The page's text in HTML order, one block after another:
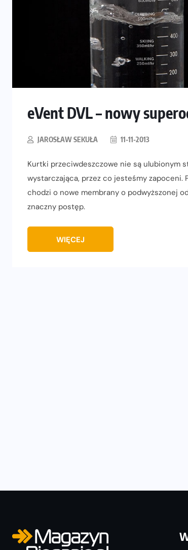
eVent DVL – nowy
JAROSŁAW SEKUŁA 11-11-2013
Kurtki przeciwdeszczowe nie są ulubionym
wystarczająca, przez co jesteśmy zapoceni.
chodzi o nowe membrany o podwyższonej
znaczny postęp.
WIĘCEJ